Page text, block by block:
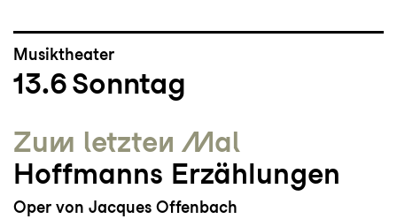
Musiktheater
13.6Sonntag
Zum letzten Mal
Hoffmanns Erzählungen
Oper von Jacques Offenbach